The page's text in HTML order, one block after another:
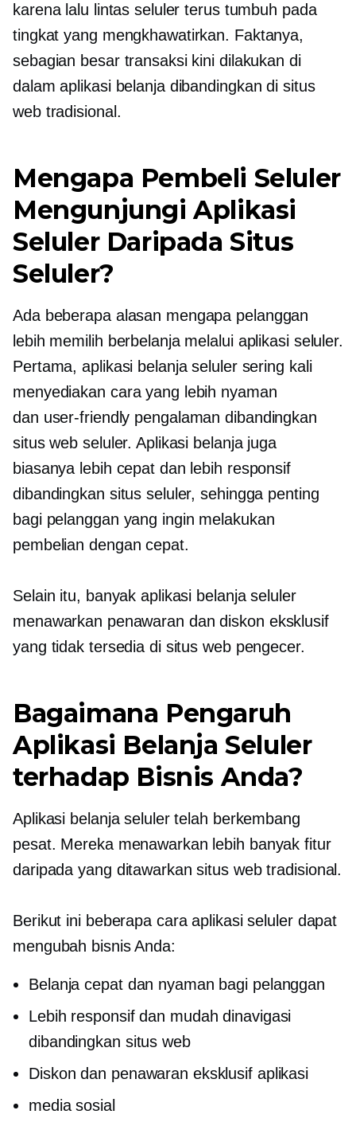
karena lalu lintas seluler terus tumbuh pada
tingkat yang mengkhawatirkan. Faktanya,
sebagian besar transaksi kini dilakukan di
dalam aplikasi belanja dibandingkan di situs
web tradisional.
Mengapa Pembeli Seluler
Mengunjungi Aplikasi
Seluler Daripada Situs
Seluler?
Ada beberapa alasan mengapa pelanggan
lebih memilih berbelanja melalui aplikasi seluler.
Pertama, aplikasi belanja seluler sering kali
menyediakan cara yang lebih nyaman
dan user-friendly pengalaman dibandingkan
situs web seluler. Aplikasi belanja juga
biasanya lebih cepat dan lebih responsif
dibandingkan situs seluler, sehingga penting
bagi pelanggan yang ingin melakukan
pembelian dengan cepat.
Selain itu, banyak aplikasi belanja seluler
menawarkan penawaran dan diskon eksklusif
yang tidak tersedia di situs web pengecer.
Bagaimana Pengaruh
Aplikasi Belanja Seluler
terhadap Bisnis Anda?
Aplikasi belanja seluler telah berkembang
pesat. Mereka menawarkan lebih banyak fitur
daripada yang ditawarkan situs web tradisional.
Berikut ini beberapa cara aplikasi seluler dapat
mengubah bisnis Anda:
Belanja cepat dan nyaman bagi pelanggan
Lebih responsif dan mudah dinavigasi
dibandingkan situs web
Diskon dan penawaran eksklusif aplikasi
media sosial